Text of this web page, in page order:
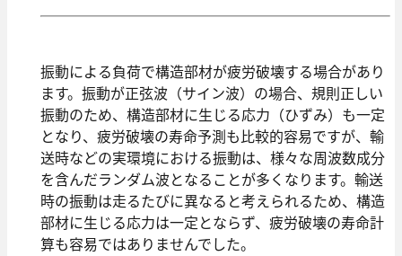
振動による負荷で構造部材が疲労破壊する場合があり
ます。振動が正弦波（サイン波）の場合、規則正しい
振動のため、構造部材に生じる応力（ひずみ）も一定
となり、疲労破壊の寿命予測も比較的容易ですが、輸
送時などの実環境における振動は、様々な周波数成分
を含んだランダム波となることが多くなります。輸送
時の振動は走るたびに異なると考えられるため、構造
部材に生じる応力は一定とならず、疲労破壊の寿命計
算も容易ではありませんでした。